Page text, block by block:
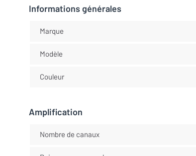
Informations générales
Marque
Modèle
Couleur
Amplification
Nombre de canaux